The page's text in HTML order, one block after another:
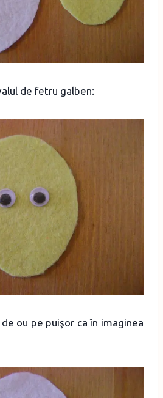
de fetru galben:
ou pe puişor ca în imaginea